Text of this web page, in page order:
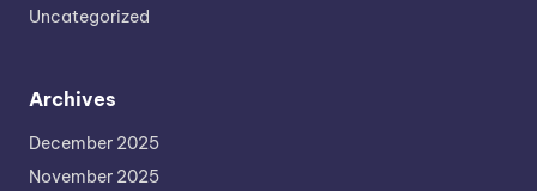
Uncategorized
Archives
December 2025
November 2025